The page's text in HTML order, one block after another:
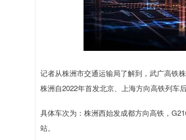
记者从株洲市交通运输局了解到，武广高铁
株洲自2022年首发北京、上海方向高铁列车
具体车次为：株洲西始发成都方向高铁，
站。